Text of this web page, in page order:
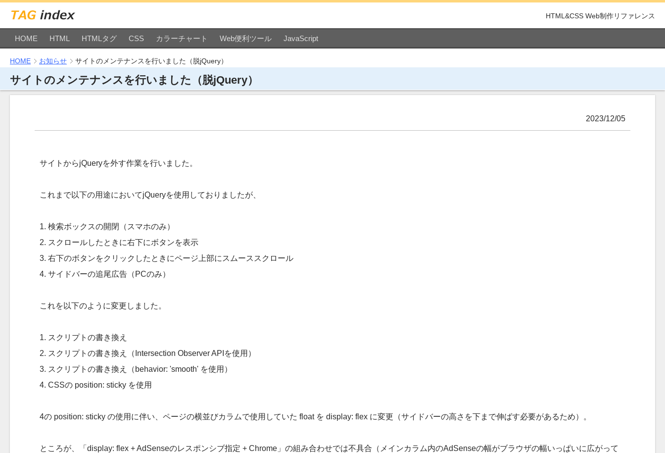
HTML&CSS Web制作リファレンス
HOME HTML HTMLタグ CSS カラーチャート Web便利ツール JavaScript
HOME お知らせ サイトのメンテナンスを行いました（脱jQuery）
サイトのメンテナンスを行いました（脱jQuery）
2023/12/05
サイトからjQueryを外す作業を行いました。
これまで以下の用途においてjQueryを使用しておりましたが、
1. 検索ボックスの開閉（スマホのみ）
2. スクロールしたときに右下にボタンを表示
3. 右下のボタンをクリックしたときにページ上部にスムーススクロール
4. サイドバーの追尾広告（PCのみ）
これを以下のように変更しました。
1. スクリプトの書き換え
2. スクリプトの書き換え（Intersection Observer APIを使用）
3. スクリプトの書き換え（behavior: 'smooth' を使用）
4. CSSの position: sticky を使用
4の position: sticky の使用に伴い、ページの横並びカラムで使用していた float を display: flex に変更（サイドバーの高さを下まで伸ばす必要があるため）。
ところが、「display: flex + AdSenseのレスポンシブ指定 + Chrome」の組み合わせでは不具合（メインカラム内のAdSenseの幅がブラウザの幅いっぱいに広がって